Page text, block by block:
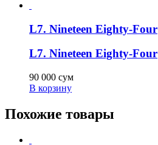
L7. Nineteen Eighty-Four
L7. Nineteen Eighty-Four
90 000 сум
В корзину
Похожие товары